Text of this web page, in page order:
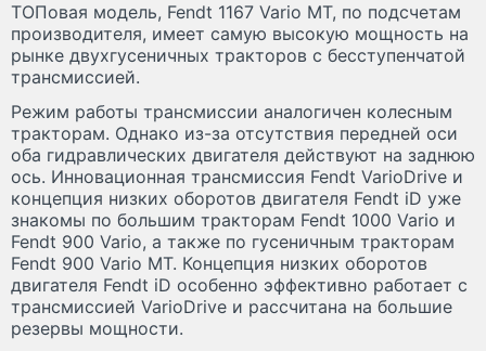
ТОПовая модель, Fendt 1167 Vario MT, по подсчетам
производителя, имеет самую высокую мощность на
рынке двухгусеничных тракторов с бесступенчатой
трансмиссией.
Режим работы трансмиссии аналогичен колесным
тракторам. Однако из-за отсутствия передней оси
оба гидравлических двигателя действуют на заднюю
ось. Инновационная трансмиссия Fendt VarioDrive и
концепция низких оборотов двигателя Fendt iD уже
знакомы по большим тракторам Fendt 1000 Vario и
Fendt 900 Vario, а также по гусеничным тракторам
Fendt 900 Vario MT. Концепция низких оборотов
двигателя Fendt iD особенно эффективно работает с
трансмиссией VarioDrive и рассчитана на большие
резервы мощности.